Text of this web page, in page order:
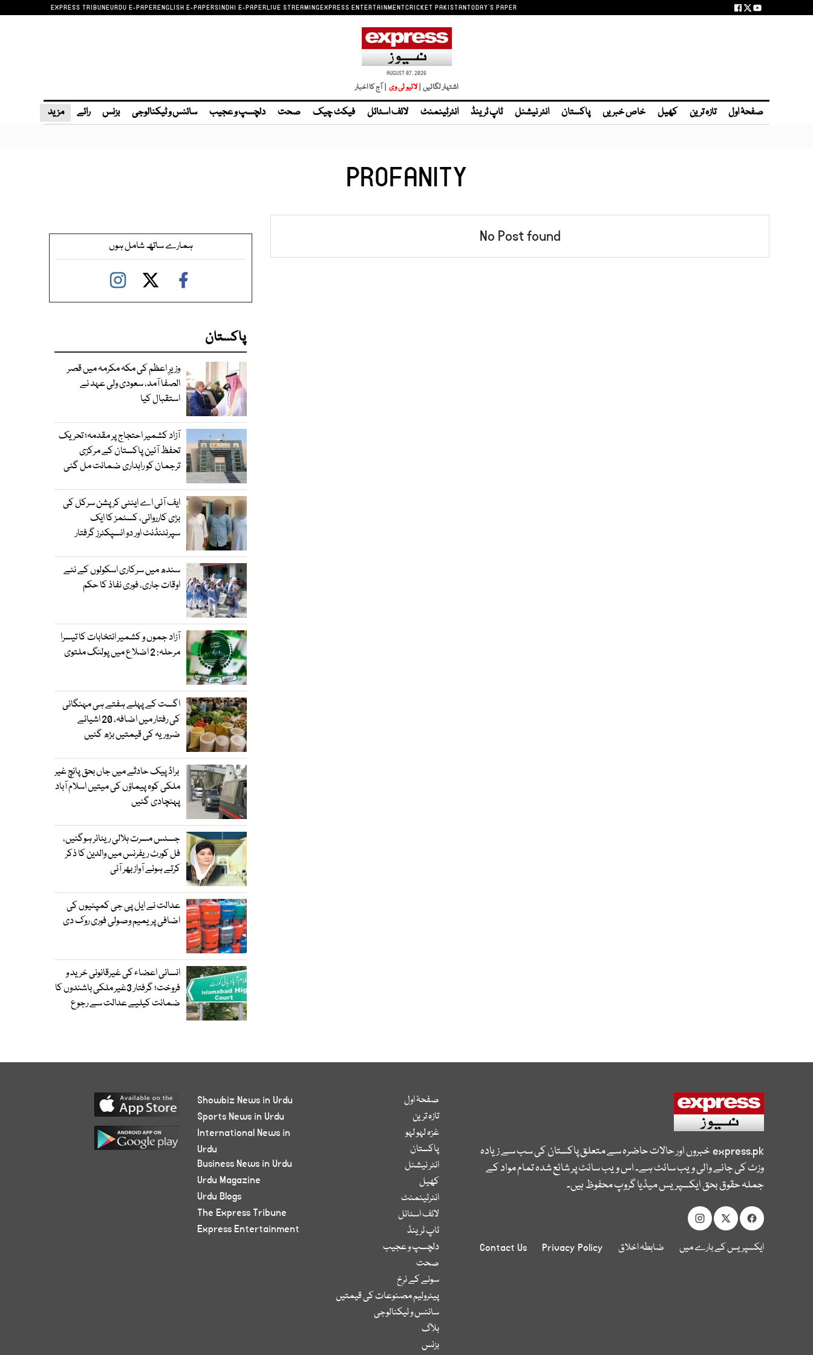
EXPRESS TRIBUNEURDU E-PAPERENGLISH E-PAPERSINDHI E-PAPERLIVE STREAMINGEXPRESS ENTERTAINMENTCRICKET PAKISTANTODAY'S PAPER
AUGUST 07, 2026
اشتہار لگائیں | | آج کا اخبار
صفحۂ اول تازہ ترین کھیل خاص خبریں پاکستان انٹر نیشنل ٹاپ ٹرینڈ انٹرٹینمنٹ لائف اسٹائل فیکٹ چیک صحت دلچسپ و عجیب سائنس و ٹیکنالوجی بزنس رائے مزید
PROFANITY
No Post found ہمارے ساتھ شامل ہوں
پاکستان
وزیرِ اعظم کی مکہ مکرمہ میں قصر
الصفا آمد، سعودی ولی عہد نے
استقبال کیا
آزاد کشمیر احتجاج پر مقدمہ؛ تحریک
تحفظ آئین پاکستان کے مرکزی
ترجمان کو راہداری ضمانت مل گئی
ایف آئی اے اینٹی کرپشن سرکل کی
بڑی کارروائی، کسٹمز کا ایک
سپرنٹنڈنٹ اور دو انسپکٹرز گرفتار
سندھ میں سرکاری اسکولوں کے نئے
اوقات جاری، فوری نفاذ کا حکم
آزاد جموں و کشمیر انتخابات کا تیسرا
مرحلہ: 2 اضلاع میں پولنگ ملتوی
اگست کے پہلے ہفتے ہی مہنگائی
کی رفتار میں اضافہ، 20 اشیائے
ضروریہ کی قیمتیں بڑھ گئیں
براڈ پیک حادثے میں جاں بحق پانچ غیر
ملکی کوہ پیماؤں کی میتیں اسلام آباد
پہنچادی گئیں
جسٹس مسرت ہلالی ریٹائر ہوگئیں،
فل کورٹ ریفرنس میں والدین کا ذکر
کرتے ہوئے آواز بھر آئی
عدالت نے ایل پی جی کمپنیوں کی
اضافی پریمیم وصولی فوری روک دی
انسانی اعضاء کی غیرقانونی خرید و
فروخت؛ گرفتار 3غیر ملکی باشندوں کا
ضمانت کیلیے عدالت سے رجوع
express.pkخبروں اور حالات حاضرہ سے متعلق پاکستان کی سب سے زیادہ
وزٹ کی جانے والی ویب سائٹ ہے۔ اس ویب سائٹ پر شائع شدہ تمام مواد کے
جملہ حقوق بحق ایکسپریس میڈیا گروپ محفوظ ہیں۔
ایکسپریس کے بارے میں ضابطہ اخلاق Privacy Policy
Contact Us
صفحۂ اول
تازہ ترین
غزہ لہو لہو
پاکستان
انٹر نیشنل
کھیل
انٹرٹینمنٹ
لائف اسٹائل
ٹاپ ٹرینڈ
دلچسپ و عجیب
صحت
سونے کے نرخ
پیٹرولیم مصنوعات کی قیمتیں
سائنس و ٹیکنالوجی
بلاگ
بزنس
Showbiz News in Urdu
Sports News in Urdu
International News in
Urdu
Business News in Urdu
Urdu Magazine
Urdu Blogs
The Express Tribune
Express Entertainment